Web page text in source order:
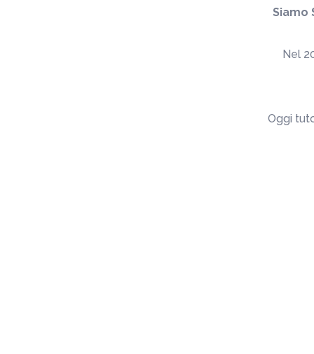
Siamo
Nel
Oggi